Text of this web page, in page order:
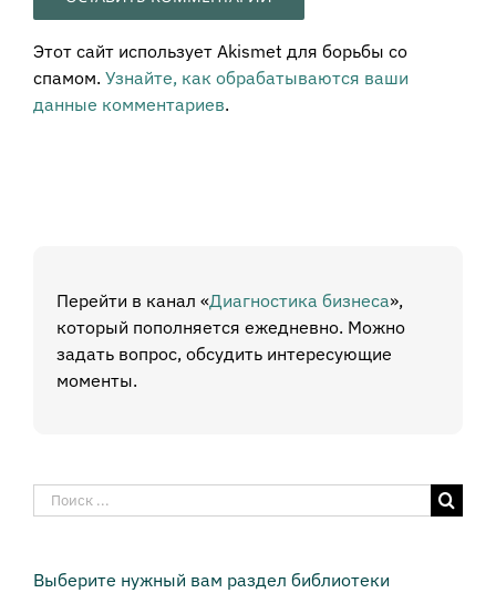
Этот сайт использует Akismet для борьбы со
спамом. Узнайте, как обрабатываются ваши
данные комментариев.
Перейти в канал «Диагностика бизнеса»,
который пополняется ежедневно. Можно
задать вопрос, обсудить интересующие
моменты.
Результат
поиска:
Выберите нужный вам раздел библиотеки